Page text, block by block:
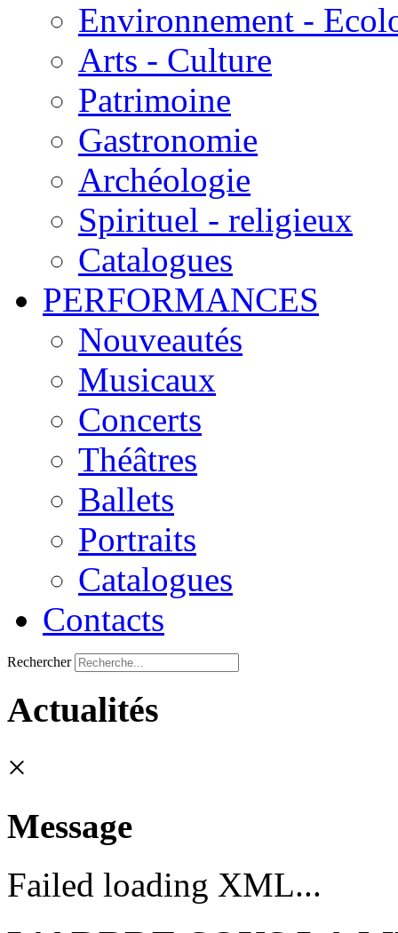
Environnement -
Arts - Culture
Patrimoine
Gastronomie
Archéologie
Spirituel - religieux
Catalogues
PERFORMANCES
Nouveautés
Musicaux
Concerts
Théâtres
Ballets
Portraits
Catalogues
Contacts
Rechercher
Actualités
×
Message
Failed loading XML...